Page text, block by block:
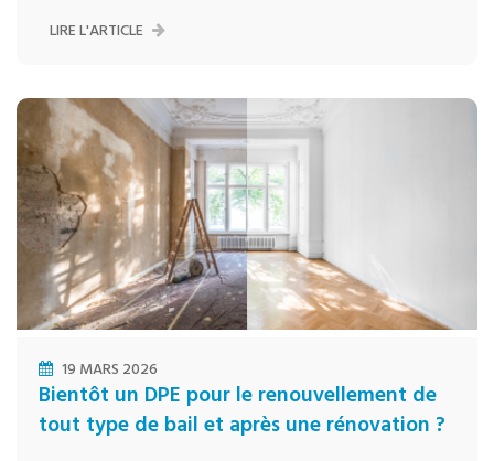
LIRE L'ARTICLE
19 MARS 2026
Bientôt un DPE pour le renouvellement de
tout type de bail et après une rénovation ?